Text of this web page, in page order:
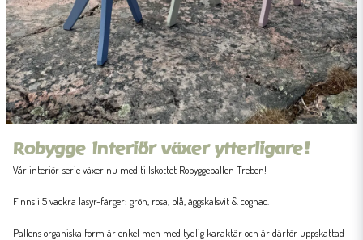
Robygge Interiör växer ytterligare!
Vår interiör-serie växer nu med tillskottet Robyggepallen Treben!
Finns i 5 vackra lasyr-färger: grön, rosa, blå, äggskalsvit & cognac.
Pallens organiska form är enkel men med tydlig karaktär och är därför uppskattad